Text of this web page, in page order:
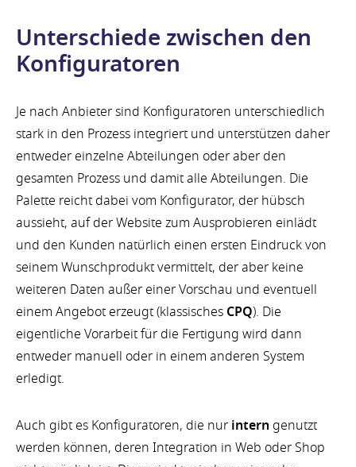
Unterschiede zwischen den
Konfiguratoren
Je nach Anbieter sind Konfiguratoren unterschiedlich
stark in den Prozess integriert und unterstützen daher
entweder einzelne Abteilungen oder aber den
gesamten Prozess und damit alle Abteilungen. Die
Palette reicht dabei vom Konfigurator, der hübsch
aussieht, auf der Website zum Ausprobieren einlädt
und den Kunden natürlich einen ersten Eindruck von
seinem Wunschprodukt vermittelt, der aber keine
weiteren Daten außer einer Vorschau und eventuell
einem Angebot erzeugt (klassisches CPQ). Die
eigentliche Vorarbeit für die Fertigung wird dann
entweder manuell oder in einem anderen System
erledigt.
Auch gibt es Konfiguratoren, die nur intern genutzt
werden können, deren Integration in Web oder Shop